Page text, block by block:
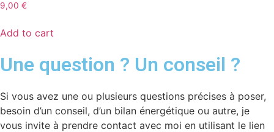
9,00 €
Add to cart
Une question ? Un conseil ?
Si vous avez une ou plusieurs questions précises à poser,
besoin d’un conseil, d’un bilan énergétique ou autre, je
vous invite à prendre contact avec moi en utilisant le lien